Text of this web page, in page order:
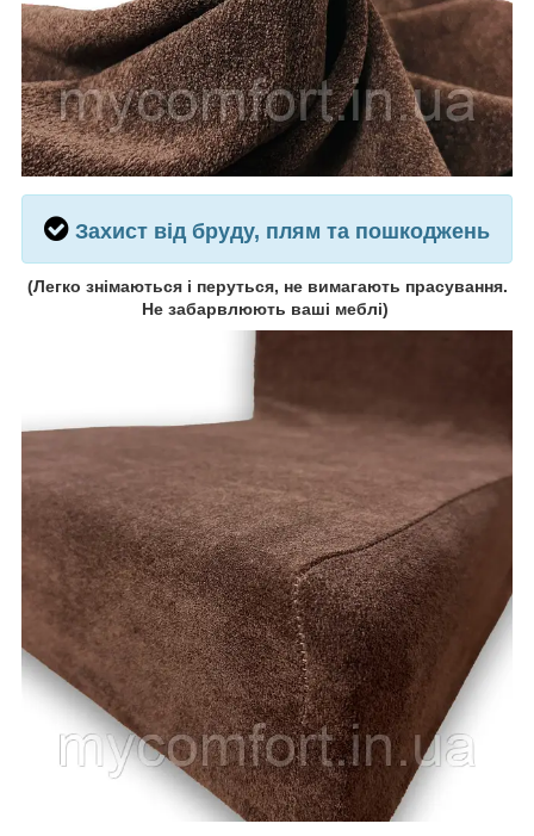
Захист від бруду, плям та пошкоджень
(Легко знімаються і перуться, не вимагають прасування.
Не забарвлюють ваші меблі)